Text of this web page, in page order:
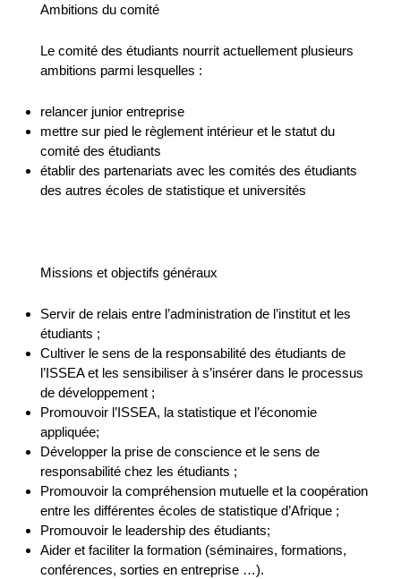
Ambitions du comité
Le comité des étudiants nourrit actuellement plusieurs
ambitions parmi lesquelles :
relancer junior entreprise
mettre sur pied le règlement intérieur et le statut du
comité des étudiants
établir des partenariats avec les comités des étudiants
des autres écoles de statistique et universités
Missions et objectifs généraux
Servir de relais entre l’administration de l’institut et les
étudiants ;
Cultiver le sens de la responsabilité des étudiants de
l’ISSEA et les sensibiliser à s’insérer dans le processus
de développement ;
Promouvoir l’ISSEA, la statistique et l’économie
appliquée;
Développer la prise de conscience et le sens de
responsabilité chez les étudiants ;
Promouvoir la compréhension mutuelle et la coopération
entre les différentes écoles de statistique d’Afrique ;
Promouvoir le leadership des étudiants;
Aider et faciliter la formation (séminaires, formations,
conférences, sorties en entreprise …).